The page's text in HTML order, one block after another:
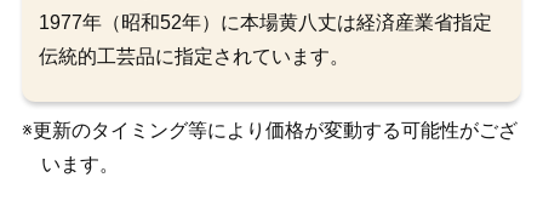
1977年（昭和52年）に本場黄八丈は経済産業省指定
伝統的工芸品に指定されています。
※更新のタイミング等により価格が変動する可能性がござ
います。